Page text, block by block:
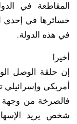
المقاطعة في
خسائرها في إحدى
في هذه الدولة.
أخيرا
إن حلقة الوصل
أمريكي وإسرائيلي
فالصرخة من وجهة
شخص يريد